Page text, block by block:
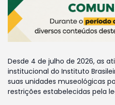
Desde 4 de julho de 2026, as
institucional do Instituto
suas unidades museológicas
restrições estabelecidas pela